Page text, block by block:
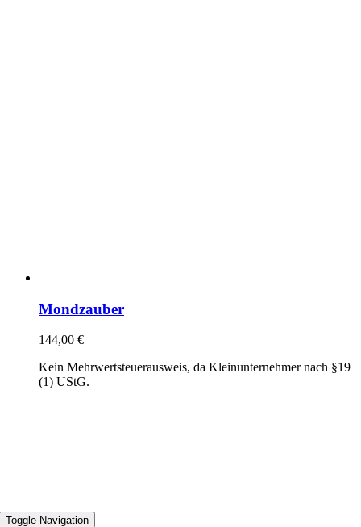
Toggle Navigation
Mondzauber
144,00 €
Kein Mehrwertsteuerausweis, da Kleinunternehmer nach §19
(1) UStG.